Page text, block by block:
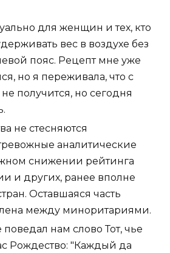
для женщин и тех, кто
вес в воздухе без
пояс. Рецепт мне уже
но я переживала, что с
получится, но сегодня
не стесняются
аналитические
снижении рейтинга
и других, ранее вполне
Оставшаяся часть
между миноритариями.
нам слово Тот, чье
Рождество: "Каждый да